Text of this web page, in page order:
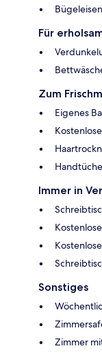
Für
Zum
Eigenes
Immer in
Sonstiges
Zimmer